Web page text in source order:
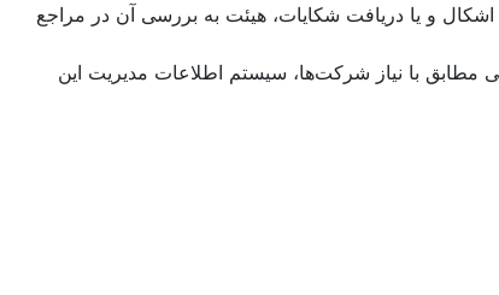
و یا دریافت شکایات، هیئت به بررسی آن در مراجع
مطابق با نیاز شرکت‌ها، سیستم اطلاعات مدیریت این